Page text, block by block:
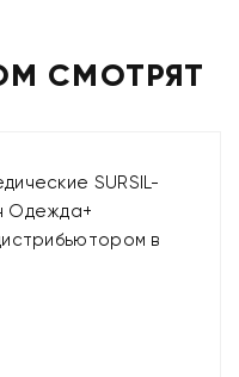
СМОТРЯТ